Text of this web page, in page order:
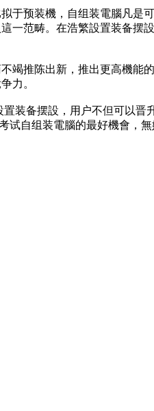
于预装機，自组装電腦凡是
一范畴。在浩繁設置装备摆
竭推陈出新，推出更高機能
力。
置装备摆設，用户不但可以晋
试自组装電腦的最好機會，